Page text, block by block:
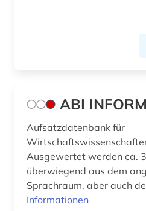
beschäftigung (5)
ABI
Aufsatzdatenbank für
Ausgewertet werden ca.
überwiegend aus dem
Sprachraum, aber auch
Informationen